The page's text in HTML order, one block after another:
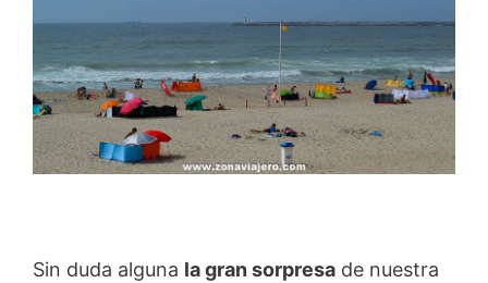
Sin duda alguna la gran sorpresa de nuestra